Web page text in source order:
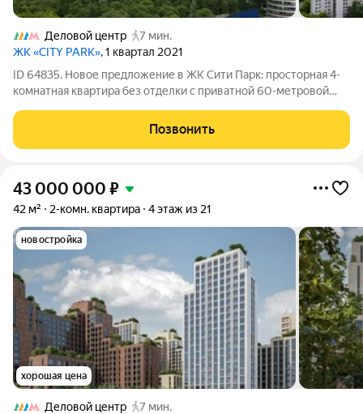
Деловой центр
7 мин.
ЖК «CITY PARK», 1 квартал 2021
ID 64835. Новое предложение в ЖК Сити Парк: просторная 4-
комнатная квартира без отделки с приватной 60-метровой
наслаждаться видами мегаполиса, устраивать романтические
вечера или принимать
Позвонить
43 000 000 ₽
42 м² 2-комн. квартира 4 этаж из 21
новостройка
хорошая цена
Деловой центр
7 мин.